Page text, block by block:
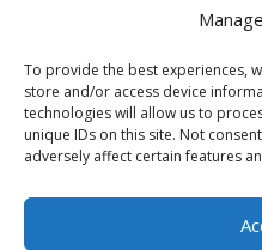
To provide the best experiences,
store and/or access device
technologies will allow us to
unique IDs on this site. Not
adversely affect certain features
©Nésiris. Katia